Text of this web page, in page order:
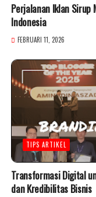
Perjalanan Iklan Sirup
Indonesia
FEBRUARI 11, 2026
TIPS ARTIKEL
Transformasi Digital
dan Kredibilitas Bisnis